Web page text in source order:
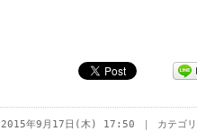
2015年9月17日(木) 17:50 ｜ カテゴリ